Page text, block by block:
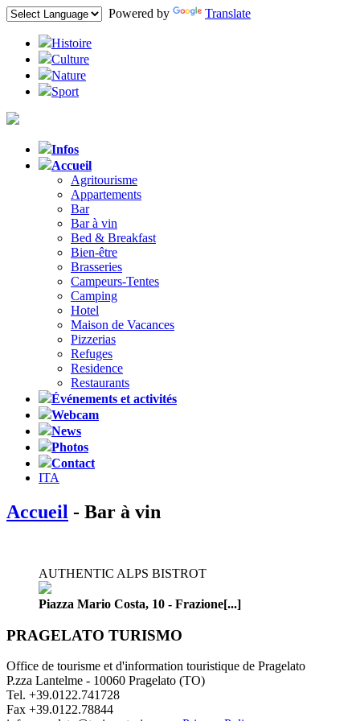
Powered by Translate
Histoire
Culture
Nature
Sport
Infos
Accueil
Agritourisme
Appartements
Bar
Bar à vin
Bed & Breakfast
Bien-être
Brasseries
Campeurs-Tentes
Camping
Hotel
Maison de Vacances
Pizzerias
Refuges
Residence
Restaurants
Événements et activités
Webcam
News
Photos
Contact
ITA
Accueil - Bar à vin
AUTHENTIC ALPS BISTROT
Piazza Mario Costa, 10 - Frazione[...]
PRAGELATO TURISMO
Office de tourisme et d'information touristique de Pragelato
P.zza Lantelme - 10060 Pragelato (TO)
Tel. +39.0122.741728
Fax +39.0122.78844